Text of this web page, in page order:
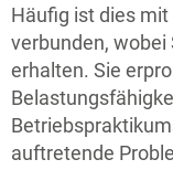
Häufig ist dies
verbunden,
erhalten. Sie
auftretende